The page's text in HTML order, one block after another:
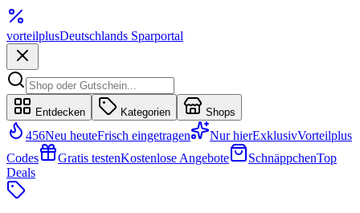
vorteilplusDeutschlands Sparportal
Entdecken Kategorien Shops
456Neu heuteFrisch eingetragen Nur hierExklusivVorteilplus
Codes
Gratis testenKostenlose Angebote SchnäppchenTop
Deals